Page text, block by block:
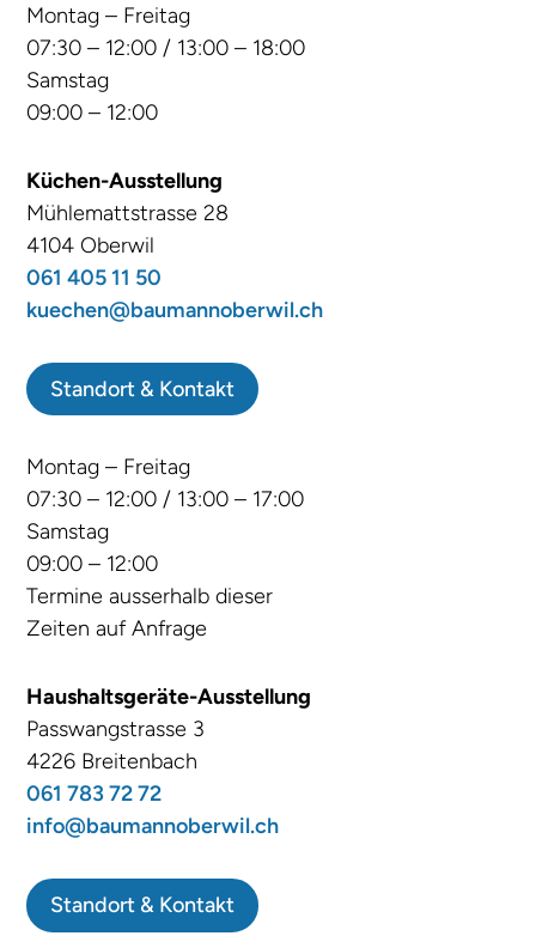
Montag – Freitag
07:30 – 12:00 / 13:00 – 18:00
Samstag
09:00 – 12:00
Küchen-Ausstellung
Mühlemattstrasse 28
4104 Oberwil
061 405 11 50
kuechen@baumannoberwil.ch
Standort & Kontakt
Montag – Freitag
07:30 – 12:00 / 13:00 – 17:00
Samstag
09:00 – 12:00
Termine ausserhalb dieser
Zeiten auf Anfrage
Haushaltsgeräte-Ausstellung
Passwangstrasse 3
4226 Breitenbach
061 783 72 72
info@baumannoberwil.ch
Standort & Kontakt